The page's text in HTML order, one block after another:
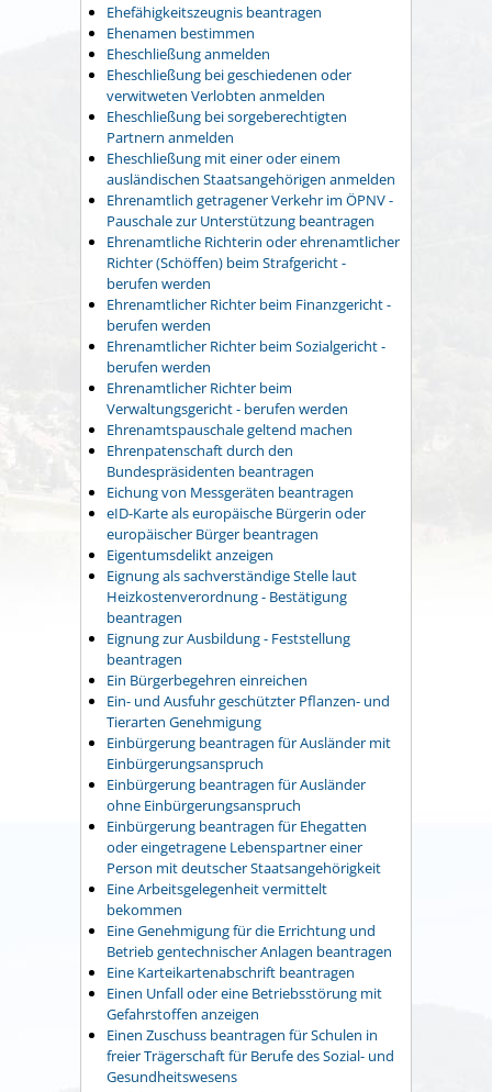
Ehefähigkeitszeugnis beantragen
Ehenamen bestimmen
Eheschließung anmelden
Eheschließung bei geschiedenen oder
verwitweten Verlobten anmelden
Eheschließung bei sorgeberechtigten
Partnern anmelden
Eheschließung mit einer oder einem
ausländischen Staatsangehörigen anmelden
Ehrenamtlich getragener Verkehr im ÖPNV -
Pauschale zur Unterstützung beantragen
Ehrenamtliche Richterin oder ehrenamtlicher
Richter (Schöffen) beim Strafgericht -
berufen werden
Ehrenamtlicher Richter beim Finanzgericht -
berufen werden
Ehrenamtlicher Richter beim Sozialgericht -
berufen werden
Ehrenamtlicher Richter beim
Verwaltungsgericht - berufen werden
Ehrenamtspauschale geltend machen
Ehrenpatenschaft durch den
Bundespräsidenten beantragen
Eichung von Messgeräten beantragen
eID-Karte als europäische Bürgerin oder
europäischer Bürger beantragen
Eigentumsdelikt anzeigen
Eignung als sachverständige Stelle laut
Heizkostenverordnung - Bestätigung
beantragen
Eignung zur Ausbildung - Feststellung
beantragen
Ein Bürgerbegehren einreichen
Ein- und Ausfuhr geschützter Pflanzen- und
Tierarten Genehmigung
Einbürgerung beantragen für Ausländer mit
Einbürgerungsanspruch
Einbürgerung beantragen für Ausländer
ohne Einbürgerungsanspruch
Einbürgerung beantragen für Ehegatten
oder eingetragene Lebenspartner einer
Person mit deutscher Staatsangehörigkeit
Eine Arbeitsgelegenheit vermittelt
bekommen
Eine Genehmigung für die Errichtung und
Betrieb gentechnischer Anlagen beantragen
Eine Karteikartenabschrift beantragen
Einen Unfall oder eine Betriebsstörung mit
Gefahrstoffen anzeigen
Einen Zuschuss beantragen für Schulen in
freier Trägerschaft für Berufe des Sozial- und
Gesundheitswesens